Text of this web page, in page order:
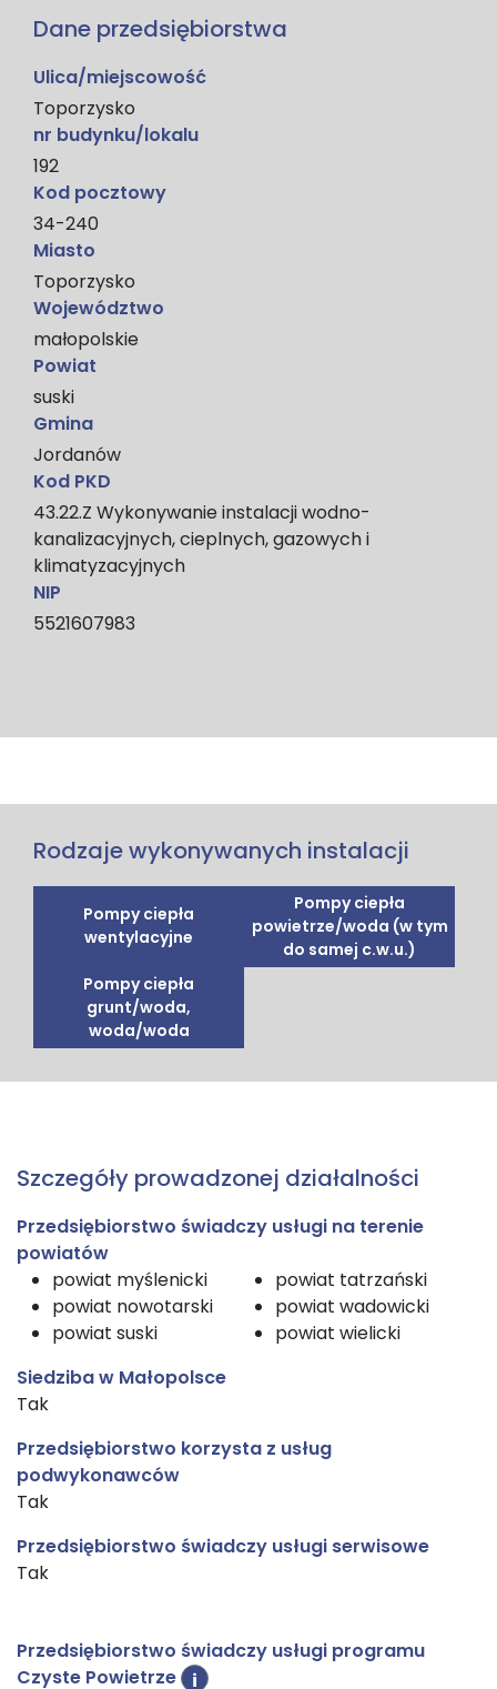
Dane przedsiębiorstwa
Ulica/miejscowość
Toporzysko
nr budynku/lokalu
192
Kod pocztowy
34-240
Miasto
Toporzysko
Województwo
małopolskie
Powiat
suski
Gmina
Jordanów
Kod PKD
43.22.Z Wykonywanie instalacji wodno-
kanalizacyjnych, cieplnych, gazowych i
klimatyzacyjnych
NIP
5521607983
Rodzaje wykonywanych instalacji
Pompy ciepła
wentylacyjne
Pompy ciepła
powietrze/woda (w tym
do samej c.w.u.)
Pompy ciepła
grunt/woda,
woda/woda
Szczegóły prowadzonej działalności
Przedsiębiorstwo świadczy usługi na terenie
powiatów
powiat myślenicki
powiat nowotarski
powiat suski
powiat tatrzański
powiat wadowicki
powiat wielicki
Siedziba w Małopolsce
Tak
Przedsiębiorstwo korzysta z usług
podwykonawców
Tak
Przedsiębiorstwo świadczy usługi serwisowe
Tak
Przedsiębiorstwo świadczy usługi programu
Czyste Powietrze
i